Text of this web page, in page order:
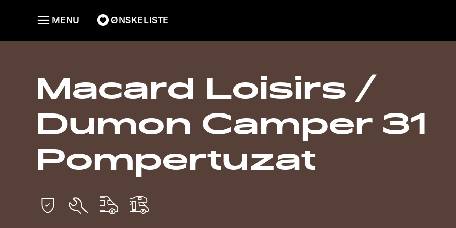
ØNSKELISTE
MENU
Macard Loisirs /
Dumon Camper 31
Pompertuzat